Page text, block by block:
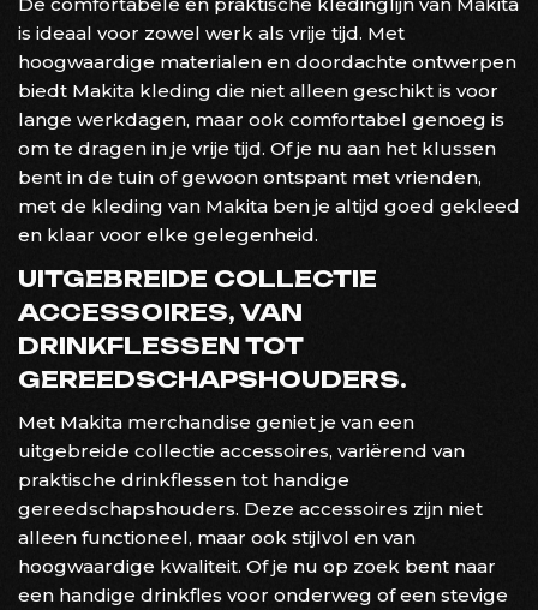
is ideaal voor zowel werk als vrije tijd. Met
hoogwaardige materialen en doordachte ontwerpen
biedt Makita kleding die niet alleen geschikt is voor
lange werkdagen, maar ook comfortabel genoeg is
om te dragen in je vrije tijd. Of je nu aan het klussen
bent in de tuin of gewoon ontspant met vrienden,
met de kleding van Makita ben je altijd goed gekleed
en klaar voor elke gelegenheid.
UITGEBREIDE COLLECTIE
ACCESSOIRES, VAN
DRINKFLESSEN TOT
GEREEDSCHAPSHOUDERS.
Met Makita merchandise geniet je van een
uitgebreide collectie accessoires, variërend van
praktische drinkflessen tot handige
gereedschapshouders. Deze accessoires zijn niet
alleen functioneel, maar ook stijlvol en van
hoogwaardige kwaliteit. Of je nu op zoek bent naar
een handige drinkfles voor onderweg of een stevige